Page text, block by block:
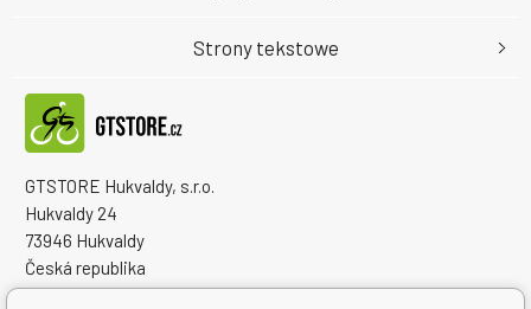
GTSTORE Hukvaldy, s.r.o.
Hukvaldy 24
73946 Hukvaldy
Česká republika
Numer identyfikacyjny firmy: 22259848
Strony tekstowe